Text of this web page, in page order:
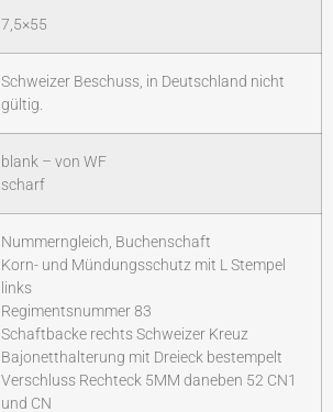
7,5×55
Schweizer Beschuss, in Deutschland nicht
gültig.
blank – von WF
scharf
Nummerngleich, Buchenschaft
Korn- und Mündungsschutz mit L Stempel
links
Regimentsnummer 83
Schaftbacke rechts Schweizer Kreuz
Bajonetthalterung mit Dreieck bestempelt
Verschluss Rechteck 5MM daneben 52 CN1
und CN